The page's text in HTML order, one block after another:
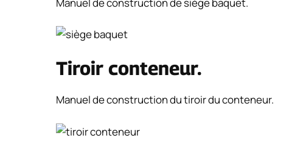
Tiroir conteneur.
Manuel de construction du tiroir du conteneur.